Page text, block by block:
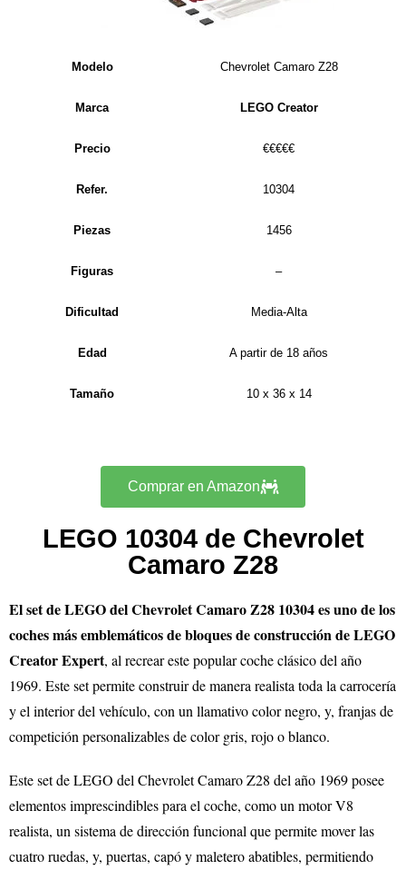
Modelo Chevrolet Camaro Z28
Marca LEGO Creator
Precio €€€€€
Refer. 10304
Piezas 1456
Figuras –
Dificultad Media-Alta
Edad A partir de 18 años
Tamaño 10 x 36 x 14
Comprar en Amazon
LEGO 10304 de Chevrolet
Camaro Z28
El set de LEGO del Chevrolet Camaro Z28 10304 es uno de los
coches más emblemáticos de bloques de construcción de LEGO
Creator Expert, al recrear este popular coche clásico del año
1969. Este set permite construir de manera realista toda la carrocería
y el interior del vehículo, con un llamativo color negro, y, franjas de
competición personalizables de color gris, rojo o blanco.
Este set de LEGO del Chevrolet Camaro Z28 del año 1969 posee
elementos imprescindibles para el coche, como un motor V8
realista, un sistema de dirección funcional que permite mover las
cuatro ruedas, y, puertas, capó y maletero abatibles, permitiendo